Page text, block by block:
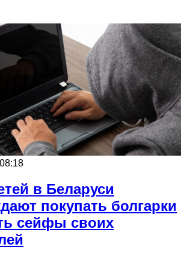
в Беларуси
покупать болгарки
сейфы своих